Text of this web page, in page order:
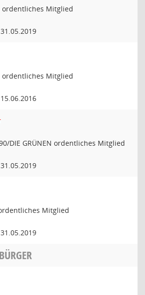
ordentliches Mitglied
ordentliches Mitglied
DIE GRÜNEN ordentliches Mitglied
Mitglied